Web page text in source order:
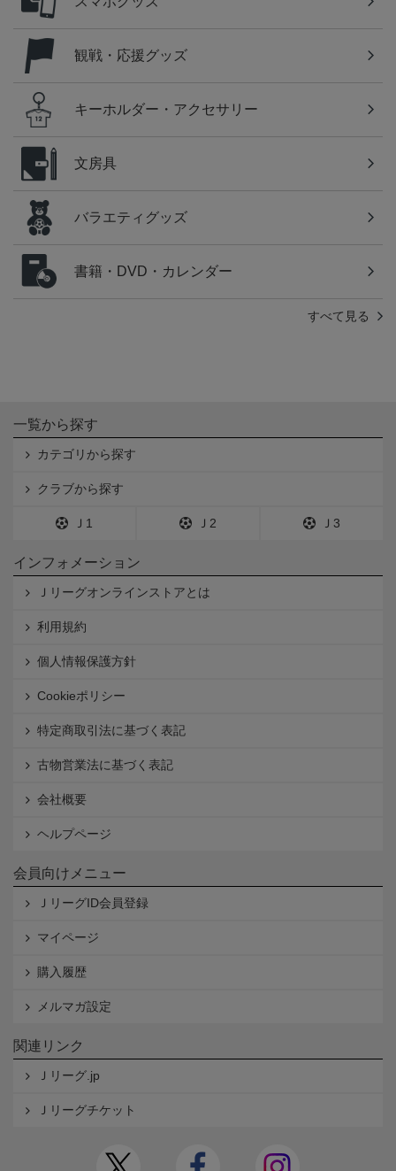
観戦・応援グッズ
キーホルダー・アクセサリー
文房具
バラエティグッズ
書籍・DVD・カレンダー
すべて見る
一覧から探す
カテゴリから探す
クラブから探す
Ｊ1 Ｊ2 Ｊ3
インフォメーション
Ｊリーグオンラインストアとは
利用規約
個人情報保護方針
Cookieポリシー
特定商取引法に基づく表記
古物営業法に基づく表記
会社概要
ヘルプページ
会員向けメニュー
ＪリーグID会員登録
マイページ
購入履歴
メルマガ設定
関連リンク
Ｊリーグ.jp
Ｊリーグチケット